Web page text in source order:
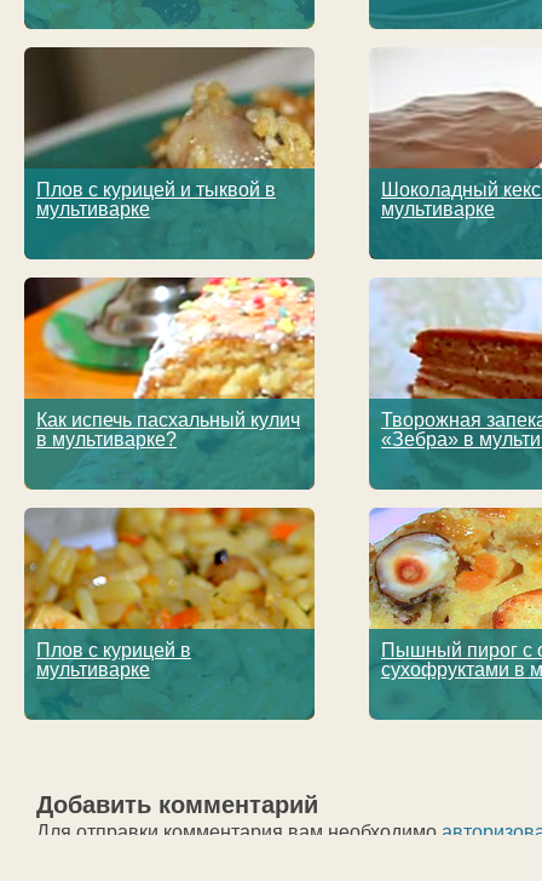
Плов с курицей и тыквой в
мультиварке
Шоколадный
мультиварке
Как испечь пасхальный кулич
в мультиварке?
Творожная
«Зебра» в
Плов с курицей в
мультиварке
Пышный пирог с
сухофруктами в
Добавить комментарий
Для отправки комментария вам необходимо